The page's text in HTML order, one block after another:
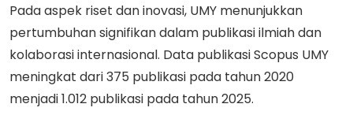
Pada aspek riset dan inovasi, UMY menunjukkan
pertumbuhan signifikan dalam publikasi ilmiah dan
kolaborasi internasional. Data publikasi Scopus UMY
meningkat dari 375 publikasi pada tahun 2020
menjadi 1.012 publikasi pada tahun 2025.